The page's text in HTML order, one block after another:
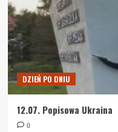
DZIEŃ PO DNIU
12.07. Popisowa Ukraina
0